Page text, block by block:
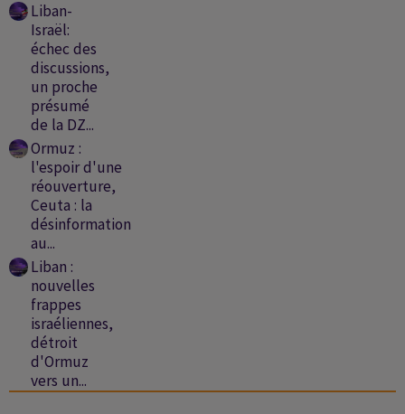
Liban-
Israël:
échec des
discussions,
un proche
présumé
de la DZ...
Ormuz :
l'espoir d'une
réouverture,
Ceuta : la
désinformation
au...
Liban :
nouvelles
frappes
israéliennes,
détroit
d'Ormuz
vers un...